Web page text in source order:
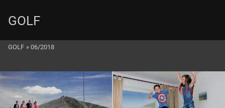
GOLF
GOLF » 06/2018